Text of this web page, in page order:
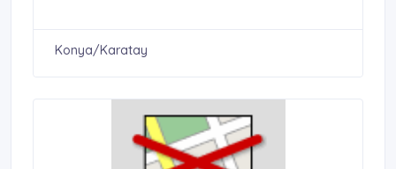
Konya/Karatay